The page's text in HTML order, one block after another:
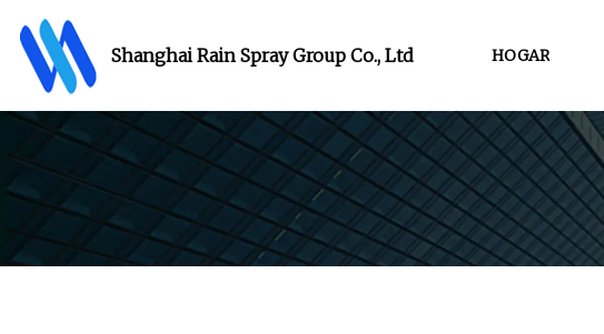
Shanghai Rain Spray Group Co., Ltd HOGAR